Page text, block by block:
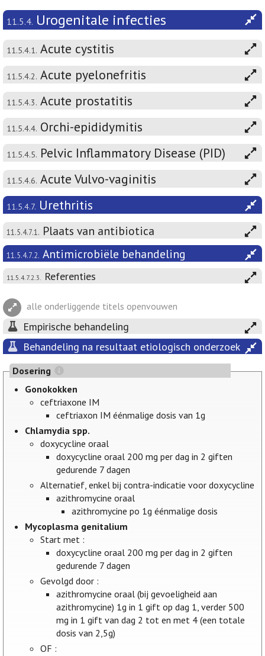
11.5.4. Urogenitale infecties
11.5.4.1. Acute cystitis
11.5.4.2. Acute pyelonefritis
11.5.4.3. Acute prostatitis
11.5.4.4. Orchi-epididymitis
11.5.4.5. Pelvic Inflammatory Disease (PID)
11.5.4.6. Acute Vulvo-vaginitis
11.5.4.7. Urethritis
11.5.4.7.1. Plaats van antibiotica
11.5.4.7.2. Antimicrobiële behandeling
11.5.4.7.2.3. Referenties
alle onderliggende titels openvouwen
Empirische behandeling
Behandeling na resultaat etiologisch onderzoek
Dosering
Gonokokken
ceftriaxone IM
ceftriaxon IM éénmalige dosis van 1g
Chlamydia spp.
doxycycline oraal
doxycycline oraal 200 mg per dag in 2 giften
gedurende 7 dagen
Alternatief, enkel bij contra-indicatie voor doxycycline
azithromycine oraal
azithromycine po 1g éénmalige dosis
Mycoplasma genitalium
Start met :
doxycycline oraal 200 mg per dag in 2 giften
gedurende 7 dagen
Gevolgd door :
azithromycine oraal (bij gevoeligheid aan
azithromycine) 1g in 1 gift op dag 1, verder 500
mg in 1 gift van dag 2 tot en met 4 (een totale
dosis van 2,5g)
OF :